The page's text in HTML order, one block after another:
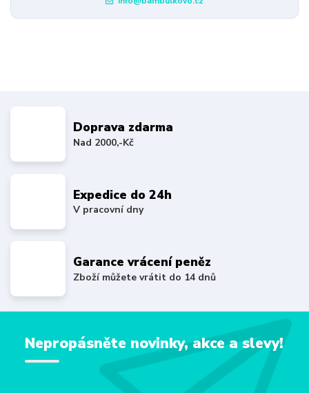
Doprava zdarma
Nad 2000,-Kč
Expedice do 24h
V pracovní dny
Garance vrácení peněz
Zboží můžete vrátit do 14 dnů
Nepropásněte novinky, akce a slevy!